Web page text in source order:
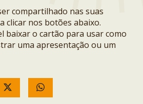
compartilhado nas suas
clicar nos botões abaixo.
baixar o cartão para usar como
uma apresentação ou um